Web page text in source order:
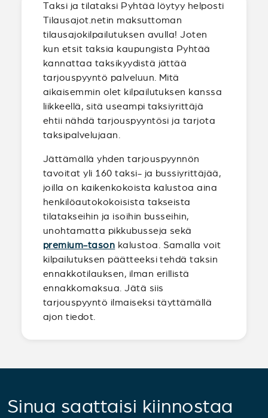
Taksi ja tilataksi Pyhtää löytyy helposti
Tilausajot.netin maksuttoman
tilausajokilpailutuksen avulla! Joten
kun etsit taksia kaupungista Pyhtää
kannattaa taksikyydistä jättää
tarjouspyyntö palveluun. Mitä
aikaisemmin olet kilpailutuksen kanssa
liikkeellä, sitä useampi taksiyrittäjä
ehtii nähdä tarjouspyyntösi ja tarjota
taksipalvelujaan.
Jättämällä yhden tarjouspyynnön
tavoitat yli 160 taksi- ja bussiyrittäjää,
joilla on kaikenkokoista kalustoa aina
henkilöautokokoisista takseista
tilatakseihin ja isoihin busseihin,
unohtamatta pikkubusseja sekä
premium-tason kalustoa. Samalla voit
kilpailutuksen päätteeksi tehdä taksin
ennakkotilauksen, ilman erillistä
ennakkomaksua. Jätä siis
tarjouspyyntö ilmaiseksi täyttämällä
ajon tiedot.
Sinua saattaisi kiinnostaa